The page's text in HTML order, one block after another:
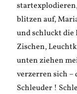
blitzen auf,
und schluckt die
Zischen,
unten ziehen
verzerren sich –
Schleuder !